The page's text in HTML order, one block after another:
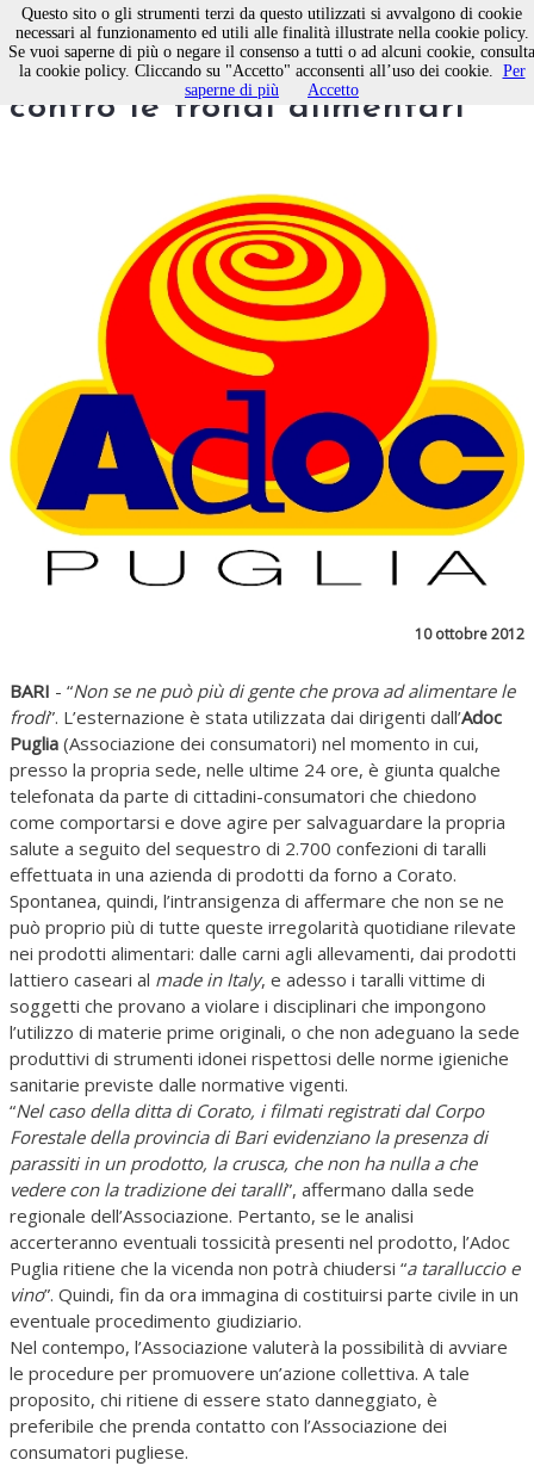
Adoc Puglia, azione collettiva
contro le frondi alimentari
10 ottobre 2012
BARI - “Non se ne può più di gente che prova ad alimentare le
frodi”. L’esternazione è stata utilizzata dai dirigenti dall’Adoc
Puglia (Associazione dei consumatori) nel momento in cui,
presso la propria sede, nelle ultime 24 ore, è giunta qualche
telefonata da parte di cittadini-consumatori che chiedono
come comportarsi e dove agire per salvaguardare la propria
salute a seguito del sequestro di 2.700 confezioni di taralli
effettuata in una azienda di prodotti da forno a Corato.
Spontanea, quindi, l’intransigenza di affermare che non se ne
può proprio più di tutte queste irregolarità quotidiane rilevate
nei prodotti alimentari: dalle carni agli allevamenti, dai prodotti
lattiero caseari al made in Italy, e adesso i taralli vittime di
soggetti che provano a violare i disciplinari che impongono
l’utilizzo di materie prime originali, o che non adeguano la sede
produttivi di strumenti idonei rispettosi delle norme igieniche
sanitarie previste dalle normative vigenti.
“Nel caso della ditta di Corato, i filmati registrati dal Corpo
Forestale della provincia di Bari evidenziano la presenza di
parassiti in un prodotto, la crusca, che non ha nulla a che
vedere con la tradizione dei taralli”, affermano dalla sede
regionale dell’Associazione. Pertanto, se le analisi
accerteranno eventuali tossicità presenti nel prodotto, l’Adoc
Puglia ritiene che la vicenda non potrà chiudersi “a taralluccio e
vino”. Quindi, fin da ora immagina di costituirsi parte civile in un
eventuale procedimento giudiziario.
Nel contempo, l’Associazione valuterà la possibilità di avviare
le procedure per promuovere un’azione collettiva. A tale
proposito, chi ritiene di essere stato danneggiato, è
preferibile che prenda contatto con l’Associazione dei
consumatori pugliese.
Questo sito o gli strumenti terzi da questo utilizzati si avvalgono di cookie
necessari al funzionamento ed utili alle finalità illustrate nella cookie policy.
Se vuoi saperne di più o negare il consenso a tutti o ad alcuni cookie, consulta
la cookie policy. Cliccando su "Accetto" acconsenti all’uso dei cookie. Per
saperne di più
Accetto